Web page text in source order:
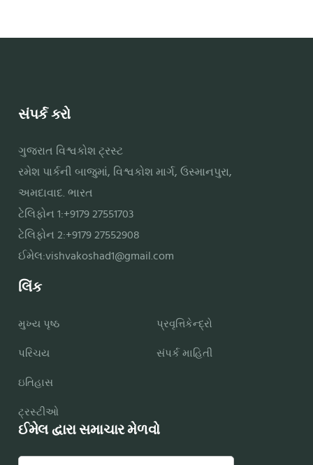
સંપર્ક કરો
ગુજરાત વિશ્વકોશ ટ્રસ્ટ
રમેશ પાર્કની બાજુમાં, વિશ્વકોશ માર્ગ, ઉસ્માનપુરા,
અમદાવાદ. ભારત
ટેલિફોન 1:+9179 27551703
ટેલિફોન 2:+9179 27552908
ઈમેલ:vishvakoshad1@gmail.com
લિંક
મુખ્ય પૃષ્ઠ
પરિચય
ઇતિહાસ
ટ્રસ્ટીઓ
પ્રવૃત્તિકેન્દ્રો
સંપર્ક માહિતી
ઈમેલ દ્વારા સમાચાર મેળવો